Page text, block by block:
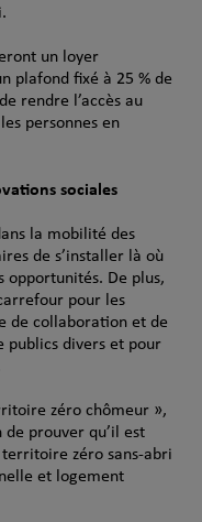
un loyer
plafond fixé à 25 % de
rendre l’accès au
personnes en
sociales
la mobilité des
de s’installer là où
opportunités. De plus,
pour les
de collaboration et de
publics divers et pour
zéro chômeur »,
prouver qu’il est
zéro sans-abri
et logement